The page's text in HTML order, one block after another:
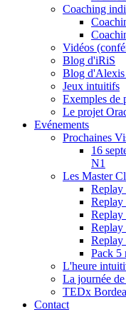
Coaching
Vidéos
Blog d'iRiS
Blog d'Alexis
Jeux intuitifs
Exemples de
Le projet
Evénements
Prochaines
16
N1
Les Master
Replay
Replay
Replay
Replay
Pack 5
L'heure
La journée
TEDx
Contact